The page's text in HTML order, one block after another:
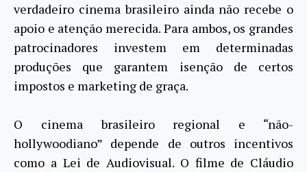
verdadeiro cinema brasileiro ainda não recebe o
apoio e atenção merecida. Para ambos, os grandes
patrocinadores investem em determinadas
produções que garantem isenção de certos
impostos e marketing de graça.
O cinema brasileiro regional e “não-
hollywoodiano” depende de outros incentivos
como a Lei de Audiovisual. O filme de Cláudio